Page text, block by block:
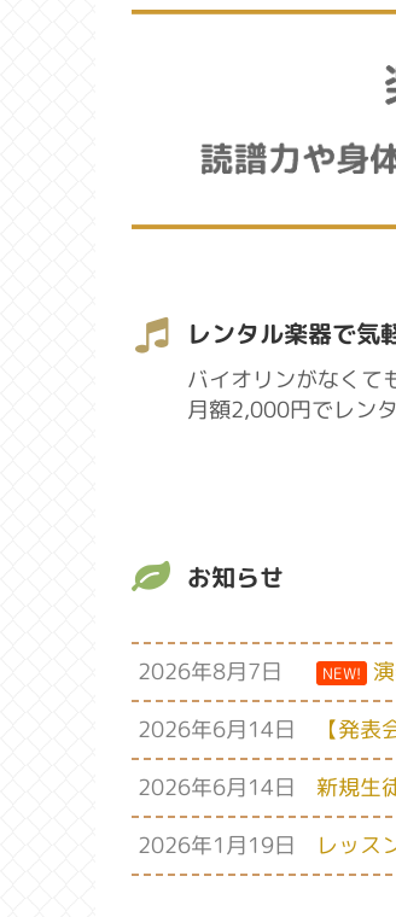
レンタル楽器で気
バイオリンがなくて
月額2,000円でレン
お知らせ
2026年8月7日 NEW!
2026年6月14日
【発表
2026年6月14日
新規生
2026年1月19日
レッス